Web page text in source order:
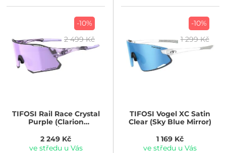
-10%
2 499 Kč
TIFOSI Rail Race Crystal
Purple (Clarion
Purple/Clear)
2 249 Kč
ve středu u Vás
-10%
1 299 Kč
TIFOSI Vogel XC Satin
Clear (Sky Blue Mirror)
1 169 Kč
ve středu u Vás